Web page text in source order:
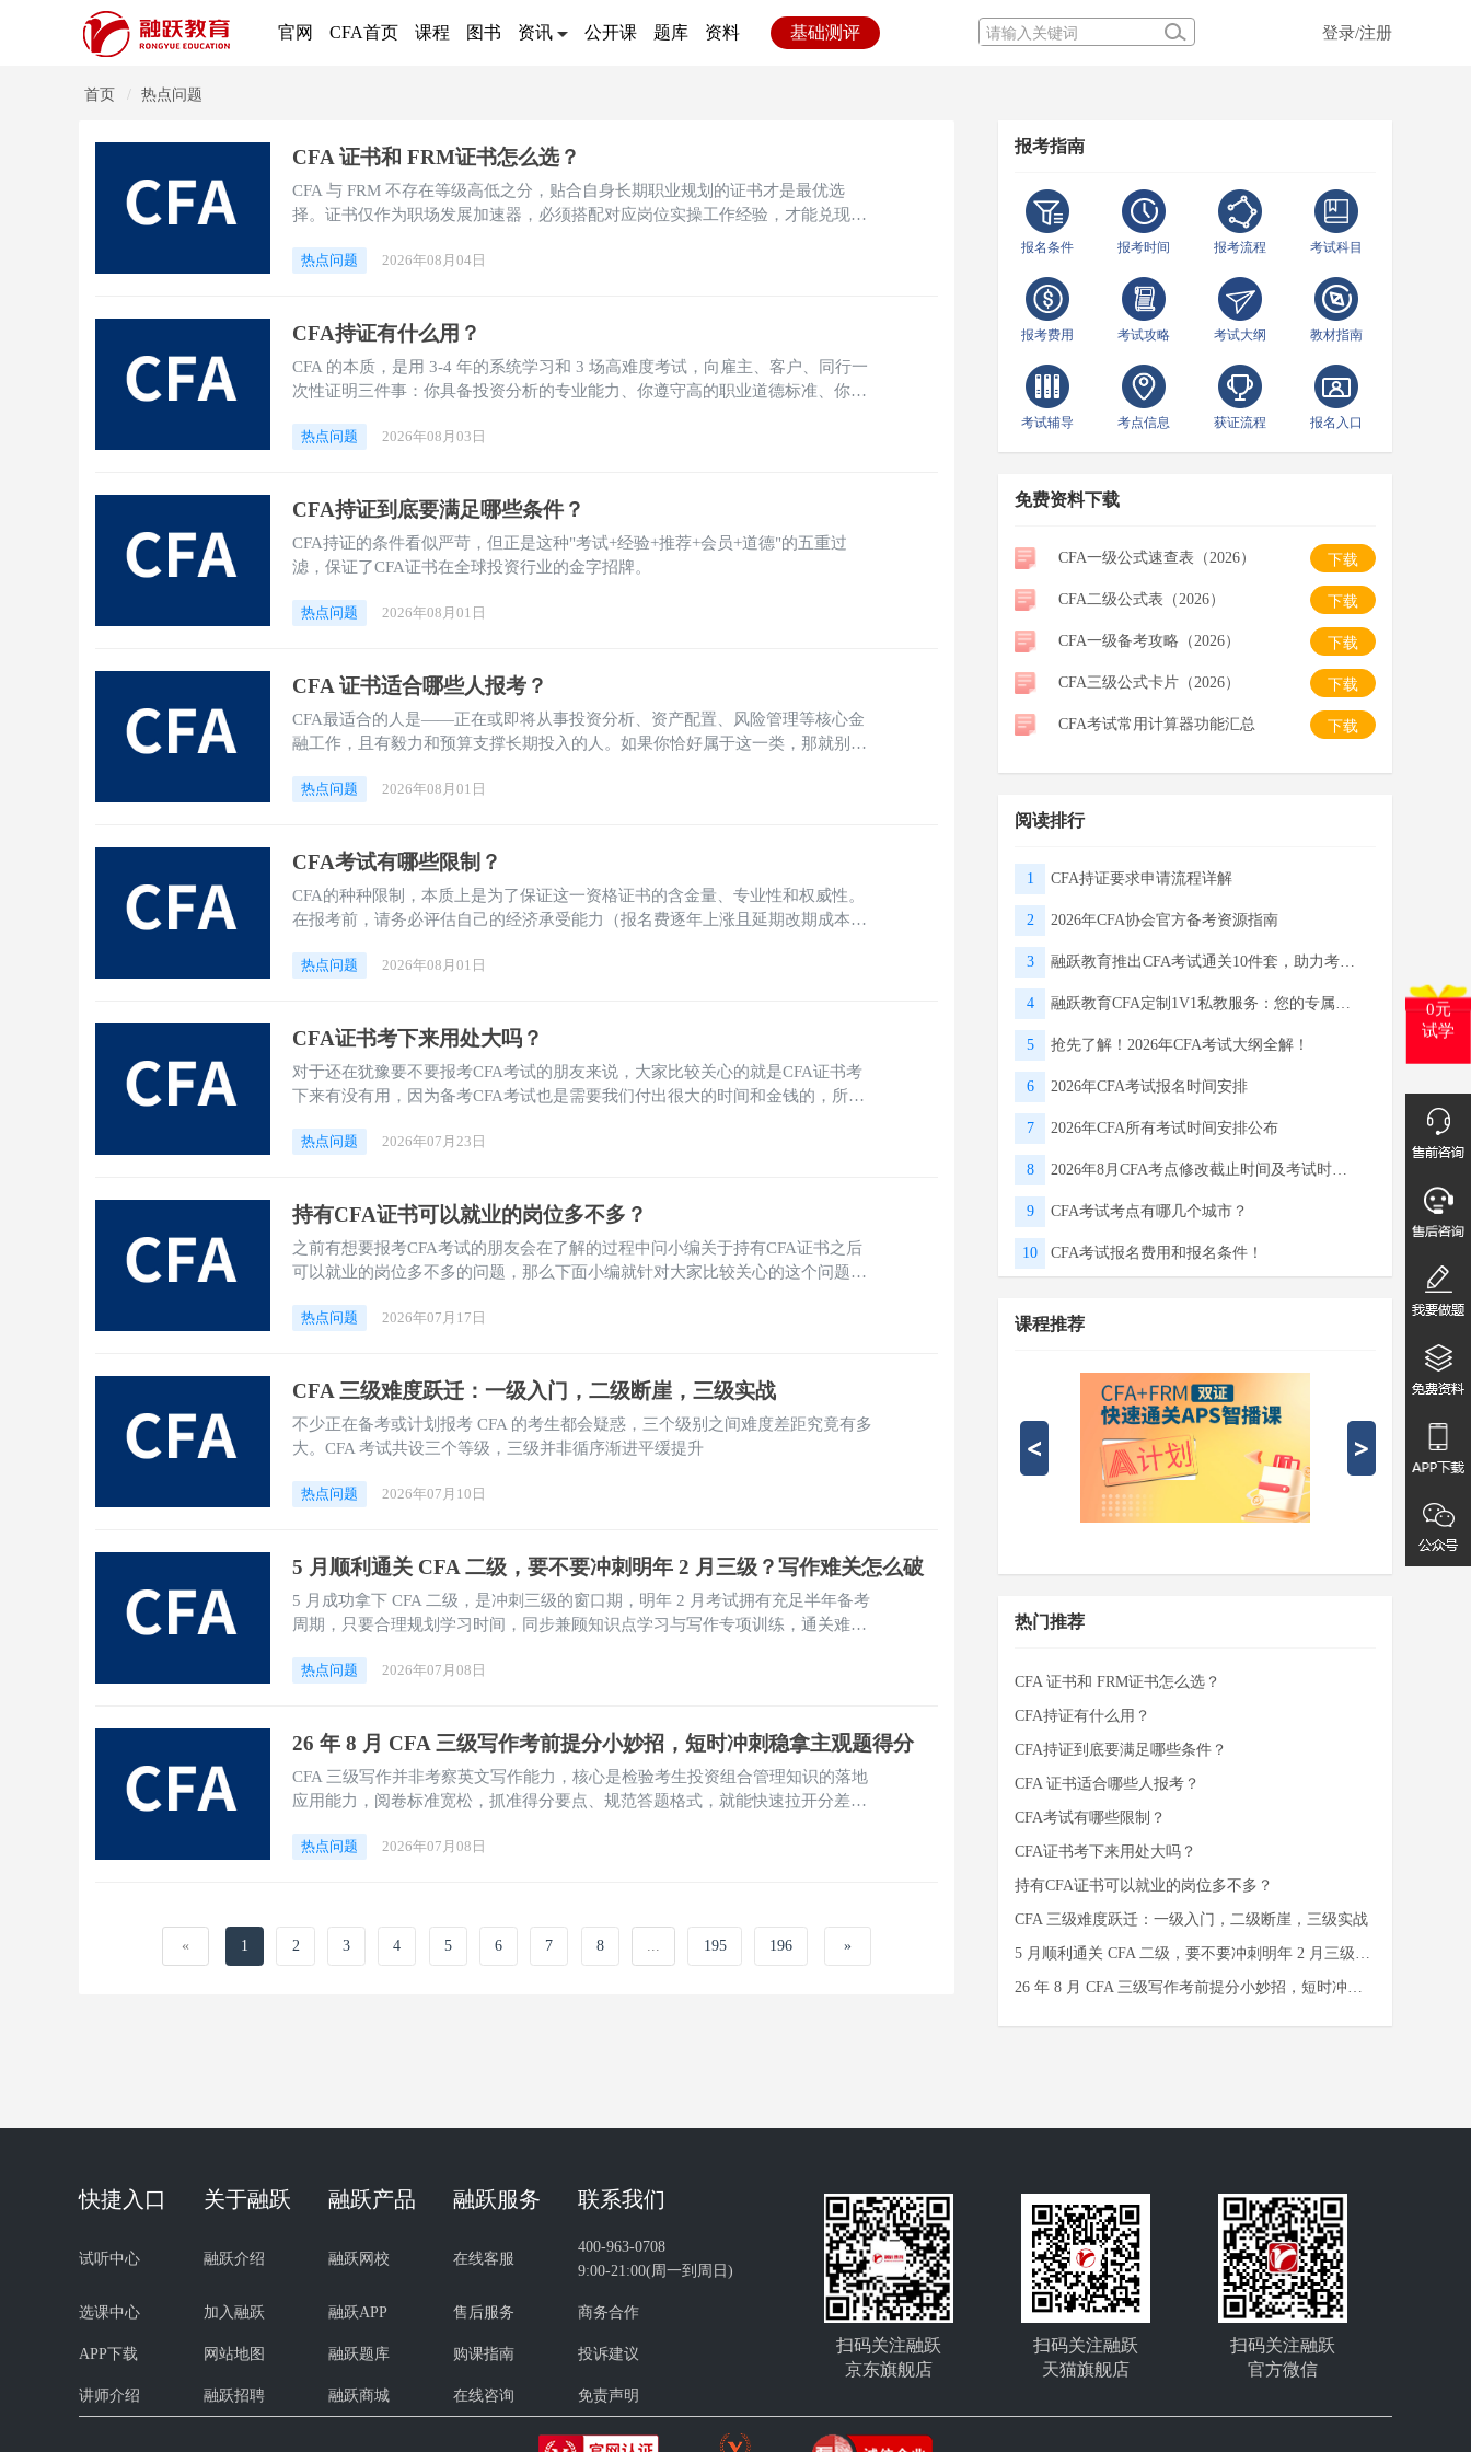
官网 CFA首页 课程 图书 资讯 公开课 题库 资料 基础测评 登录/注册
首页 热点问题
CFA 证书和 FRM证书怎么选？
CFA 与 FRM 不存在等级高低之分，贴合自身长期职业规划的证书才是最优选
择。证书仅作为职场发展加速器，必须搭配对应岗位实操工作经验，才能兑现加
考取双证可以最大化个人职业竞争力。
热点问题 2026年08月04日
CFA持证有什么用？
CFA 的本质，是用 3-4 年的系统学习和 3 场高难度考试，向雇主、客户、同行一
次性证明三件事：你具备投资分析的专业能力、你遵守高的职业道德标准、你有
热点问题 2026年08月03日
CFA持证到底要满足哪些条件？
CFA持证的条件看似严苛，但正是这种"考试+经验+推荐+会员+道德"的五重过
滤，保证了CFA证书在全球投资行业的金字招牌。
热点问题 2026年08月01日
CFA 证书适合哪些人报考？
CFA最适合的人是——正在或即将从事投资分析、资产配置、风险管理等核心金
融工作，且有毅力和预算支撑长期投入的人。如果你恰好属于这一类，那就别犹
热点问题 2026年08月01日
CFA考试有哪些限制？
CFA的种种限制，本质上是为了保证这一资格证书的含金量、专业性和权威性。
在报考前，请务必评估自己的经济承受能力（报名费逐年上涨且延期改期成本高
的考试机会容错率极低）。
热点问题 2026年08月01日
CFA证书考下来用处大吗？
对于还在犹豫要不要报考CFA考试的朋友来说，大家比较关心的就是CFA证书考
下来有没有用，因为备考CFA考试也是需要我们付出很大的时间和金钱的，所以
看吧！
热点问题 2026年07月23日
持有CFA证书可以就业的岗位多不多？
之前有想要报考CFA考试的朋友会在了解的过程中问小编关于持有CFA证书之后
可以就业的岗位多不多的问题，那么下面小编就针对大家比较关心的这个问题来
热点问题 2026年07月17日
CFA 三级难度跃迁：一级入门，二级断崖，三级实战
不少正在备考或计划报考 CFA 的考生都会疑惑，三个级别之间难度差距究竟有多
大。CFA 考试共设三个等级，三级并非循序渐进平缓提升
热点问题 2026年07月10日
5 月顺利通关 CFA 二级，要不要冲刺明年 2 月三级？写作难关怎么破
5 月成功拿下 CFA 二级，是冲刺三级的窗口期，明年 2 月考试拥有充足半年备考
周期，只要合理规划学习时间，同步兼顾知识点学习与写作专项训练，通关难度
热点问题 2026年07月08日
26 年 8 月 CFA 三级写作考前提分小妙招，短时冲刺稳拿主观题得分
CFA 三级写作并非考察英文写作能力，核心是检验考生投资组合管理知识的落地
应用能力，阅卷标准宽松，抓准得分要点、规范答题格式，就能快速拉开分差。
准化答题模板，熟练掌握计算书写范式，配合考场审题、时间分配技巧，主观题
热点问题 2026年07月08日
« 1 2 3 4 5 6 7 8 ... 195 196 »
报考指南
报名条件 报考时间 报考流程 考试科目
报考费用 考试攻略 考试大纲 教材指南
考试辅导 考点信息 获证流程 报名入口
免费资料下载
CFA一级公式速查表（2026） 下载
CFA二级公式表（2026） 下载
CFA一级备考攻略（2026） 下载
CFA三级公式卡片（2026） 下载
CFA考试常用计算器功能汇总 下载
阅读排行
1 CFA持证要求申请流程详解
2 2026年CFA协会官方备考资源指南
3 融跃教育推出CFA考试通关10件套，助力考生高效备战2026！
4 融跃教育CFA定制1V1私教服务：您的专属通关规划师 ！
5 抢先了解！2026年CFA考试大纲全解！
6 2026年CFA考试报名时间安排
7 2026年CFA所有考试时间安排公布
8 2026年8月CFA考点修改截止时间及考试时间！
9 CFA考试考点有哪几个城市？
10 CFA考试报名费用和报名条件！
课程推荐
热门推荐
CFA 证书和 FRM证书怎么选？
CFA持证有什么用？
CFA持证到底要满足哪些条件？
CFA 证书适合哪些人报考？
CFA考试有哪些限制？
CFA证书考下来用处大吗？
持有CFA证书可以就业的岗位多不多？
CFA 三级难度跃迁：一级入门，二级断崖，三级实战
5 月顺利通关 CFA 二级，要不要冲刺明年 2 月三级？写作难关怎么破
26 年 8 月 CFA 三级写作考前提分小妙招，短时冲刺稳拿主观题得分
0元
试学
快捷入口 关于融跃 融跃产品 融跃服务 联系我们
试听中心 融跃介绍 融跃网校 在线客服
400-963-0708
9:00-21:00(周一到周日)
选课中心 加入融跃 融跃APP 售后服务 商务合作
APP下载 网站地图 融跃题库 购课指南 投诉建议
讲师介绍 融跃招聘 融跃商城 在线咨询 免责声明
扫码关注融跃
京东旗舰店
扫码关注融跃
天猫旗舰店
扫码关注融跃
官方微信